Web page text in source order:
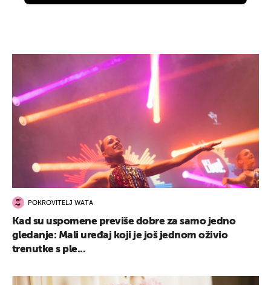
POKROVITELJ WATA
Kad su uspomene previše dobre za samo jedno
gledanje: Mali uređaj koji je još jednom oživio
trenutke s ple...